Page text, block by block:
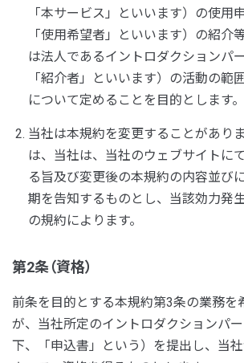
「本サービス」といいます）の使用
「使用希望者」といいます）の紹介
は法人であるイントロダクションパ
「紹介者」といいます）の活動の範
について定めることを目的とします。
当社は本規約を変更することがあり
は、当社は、当社のウェブサイトに
る旨及び変更後の本規約の内容並び
期を告知するものとし、当該効力発
の規約によります。
第2条（資格）
前条を目的とする本規約第3条の業務を
が、当社所定のイントロダクションパ
下、「申込書」という）を提出し、当